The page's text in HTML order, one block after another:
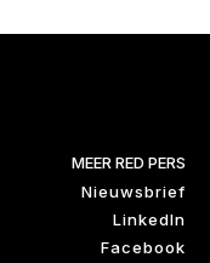
MEER RED PERS
Nieuwsbrief
LinkedIn
Facebook